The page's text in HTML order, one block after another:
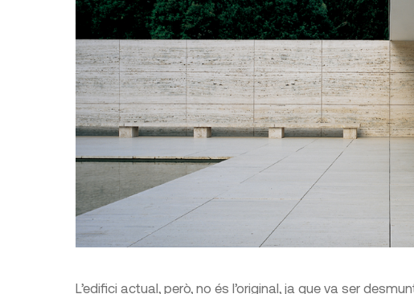
L’edifici actual, però, no és l’original, ja que va ser